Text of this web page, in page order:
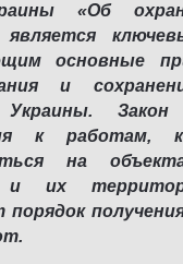
«Об
является
основные
и
Украины. Закон
к работам,
на
и их
порядок